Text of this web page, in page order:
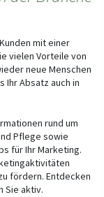
mit einer
vielen Vorteile von
neue Menschen
Ihr Absatz auch in
rund um
Pflege sowie
für Ihr Marketing.
fördern. Entdecken
Sie aktiv.